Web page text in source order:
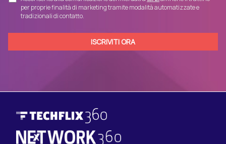
per proprie finalità di marketing tramite modalità automatizzate e
tradizionali di contatto.